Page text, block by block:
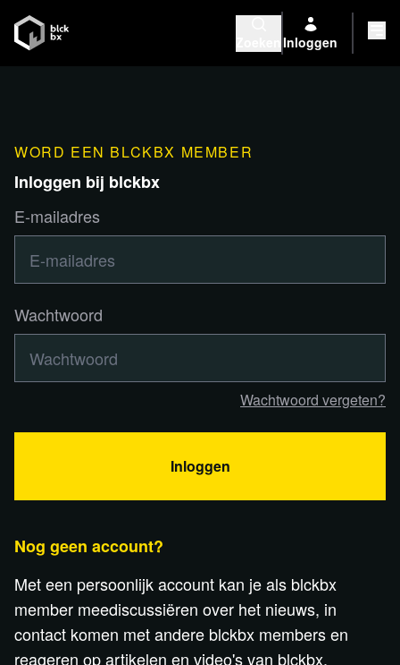
Inloggen
WORD EEN BLCKBX MEMBER
Inloggen bij blckbx
E-mailadres
Wachtwoord
Wachtwoord vergeten?
Inloggen
Nog geen account?
Met een persoonlijk account kan je als blckbx
member meediscussiëren over het nieuws, in
contact komen met andere blckbx members en
reageren op artikelen en video's van blckbx.